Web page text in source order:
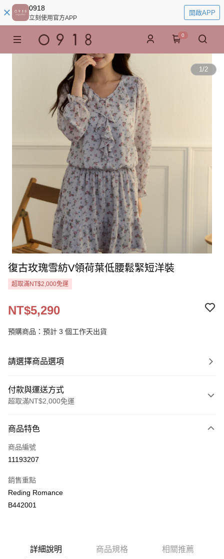
0918
立刻使用官方APP
開啟APP
0
1/2
復古玫瑰雪紡V領荷葉低腰鬆緊短洋裝
超取滿NT$2,000免運
NT$5,290
預購商品：預計 3 個工作天出貨
請選擇商品選項
付款與運送方式
超取滿NT$2,000免運
信用卡一次付款
LINE Pay
街口支付
悠遊付
運送方式
商品特色
商品編號
11193207
銷售重點
Reding Romance
B442001
詳細說明 商品規格 相關推薦